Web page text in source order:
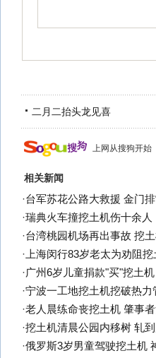
二月二抬头龙见喜
上网从搜狗开始
相关新闻
·台军苏花公路大救援 金门
·瑞典火车撞挖土机伤十余人
·台湾桃园机场再出事故 挖
· 上海闵行83岁老太为劝阻
·广州6岁儿童捐款"买"挖土
·宁波一工地挖土机挖破热力
·老人晨练命丧挖土机 肇事
·挖土机清晨公园内移树 轧
·俄罗斯3岁男童驾驶挖土机